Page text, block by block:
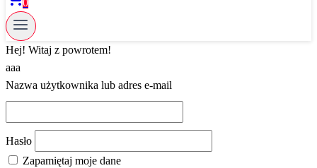
0
Hej! Witaj z powrotem!
aaa
Nazwa użytkownika lub adres e-mail
Hasło
Zapamiętaj moje dane